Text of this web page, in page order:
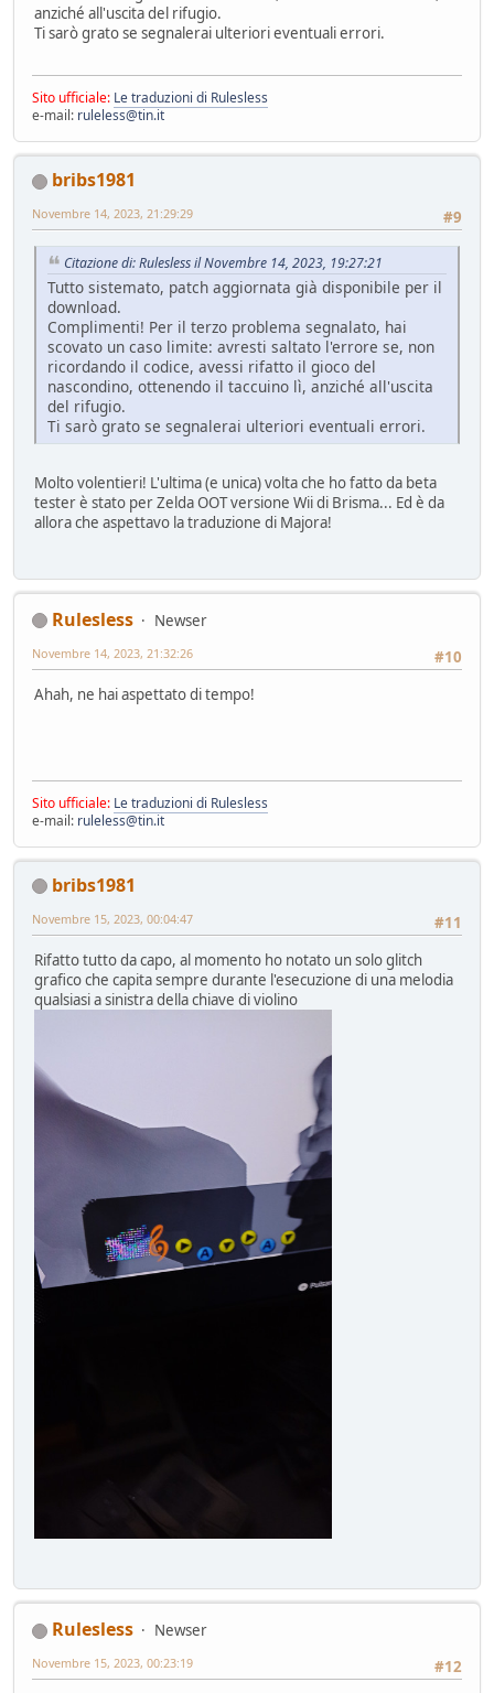
anziché all'uscita del rifugio.
Ti sarò grato se segnalerai ulteriori eventuali errori.
Sito ufficiale: Le traduzioni di Rulesless
e-mail: ruleless@tin.it
bribs1981
#9
Novembre 14, 2023, 21:29:29
Citazione di: Rulesless il Novembre 14, 2023, 19:27:21
Tutto sistemato, patch aggiornata già disponibile per il
download.
Complimenti! Per il terzo problema segnalato, hai
scovato un caso limite: avresti saltato l'errore se, non
ricordando il codice, avessi rifatto il gioco del
nascondino, ottenendo il taccuino lì, anziché all'uscita
del rifugio.
Ti sarò grato se segnalerai ulteriori eventuali errori.
Molto volentieri! L'ultima (e unica) volta che ho fatto da beta
tester è stato per Zelda OOT versione Wii di Brisma... Ed è da
allora che aspettavo la traduzione di Majora!
Rulesless
Newser
#10
Novembre 14, 2023, 21:32:26
Ahah, ne hai aspettato di tempo!
Sito ufficiale: Le traduzioni di Rulesless
e-mail: ruleless@tin.it
bribs1981
#11
Novembre 15, 2023, 00:04:47
Rifatto tutto da capo, al momento ho notato un solo glitch
grafico che capita sempre durante l'esecuzione di una melodia
qualsiasi a sinistra della chiave di violino
Rulesless
Newser
#12
Novembre 15, 2023, 00:23:19